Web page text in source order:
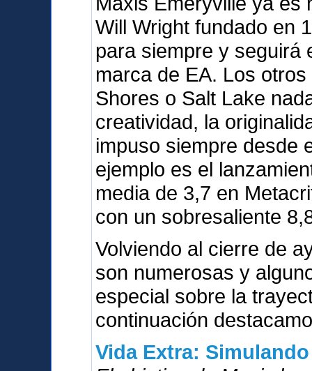
Will Wright fundado en
para siempre y seguirá
marca de EA. Los
Shores o Salt Lake
creatividad, la
impuso siempre desde
ejemplo es el
media de 3,7 en
con un sobresaliente
Volviendo al cierre de
son numerosas y
especial sobre la
continuación
Vida Extra: